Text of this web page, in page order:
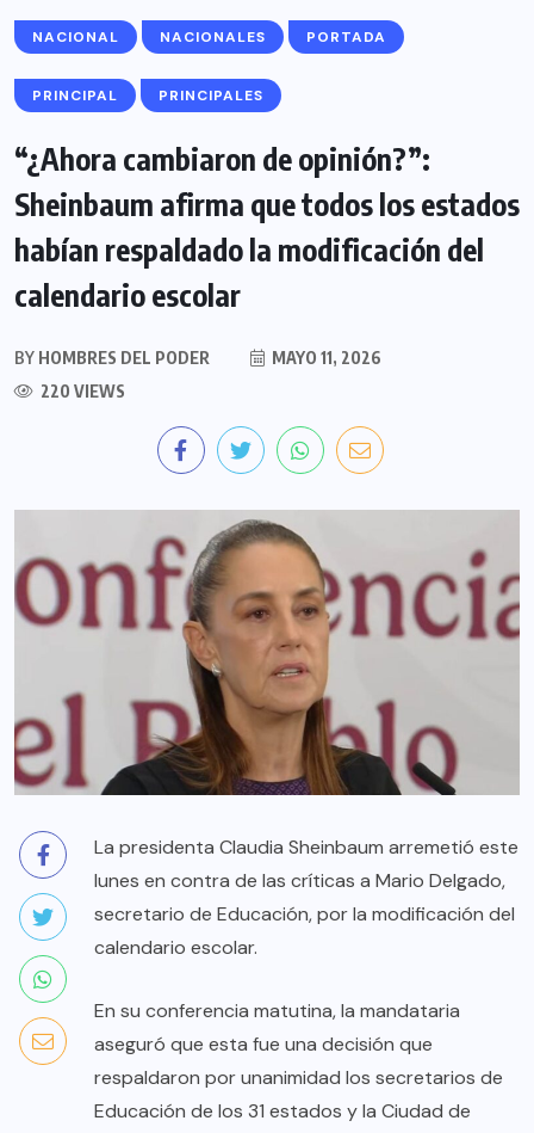
NACIONAL NACIONALES PORTADA
PRINCIPAL PRINCIPALES
“¿Ahora cambiaron de opinión?”:
Sheinbaum afirma que todos los estados
habían respaldado la modificación del
calendario escolar
BY HOMBRES DEL PODER
MAYO 11, 2026
220 VIEWS
La presidenta Claudia Sheinbaum arremetió este
lunes en contra de las críticas a Mario Delgado,
secretario de Educación, por la modificación del
calendario escolar.
En su conferencia matutina, la mandataria
aseguró que esta fue una decisión que
respaldaron por unanimidad los secretarios de
Educación de los 31 estados y la Ciudad de